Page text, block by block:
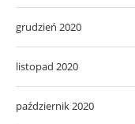
grudzień 2020
listopad 2020
październik 2020